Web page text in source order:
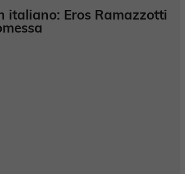
italiano: Eros Ramazzotti